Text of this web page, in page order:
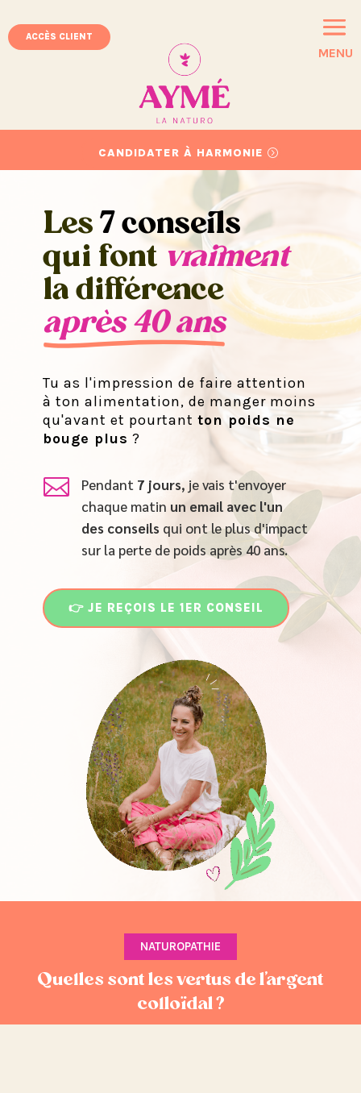
MENU
ACCÈS CLIENT
CANDIDATER À HARMONIE
Les7 conseils
qui font vraiment
la différence
après 40 ans
Tu as l'impression de faire attention
à ton alimentation, de manger moins
qu'avant et pourtantton poids ne
bouge plus ?
 Pendant 7 jours, je vais t'envoyer
chaque matin un email avec l'un
des conseils qui ont le plus d'impact
sur la perte de poids après 40 ans.
👉 JE REÇOIS LE 1ER CONSEIL
NATUROPATHIE
Quelles sont les vertus de l’argent
colloïdal ?